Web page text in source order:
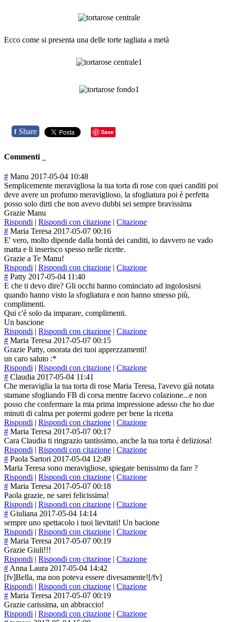
Ecco come si presenta una delle torte tagliata a metà
f Share Save
Commenti
# Manu 2017-05-04 10:48
Semplicemente meravigliosa la tua torta di rose con quei canditi poi
deve avere un profumo meraviglioso, la sfogliatura poi è perfetta
posso solo dirti che non avevo dubbi sei sempre bravissima
Grazie Manu
Rispondi | Rispondi con citazione | Citazione
# Maria Teresa 2017-05-07 00:16
E' vero, molto dipende dalla bontà dei canditi, io davvero ne vado
matta e li inserisco spesso nelle ricette.
Grazie a Te Manu!
Rispondi | Rispondi con citazione | Citazione
# Patty 2017-05-04 11:40
E che ti devo dire? Gli occhi hanno cominciato ad ingolosisrsi
quando hanno visto la sfogliatura e non hanno smesso più,
complimenti.
Qui c'è solo da imparare, complimenti.
Un bascione
Rispondi | Rispondi con citazione | Citazione
# Maria Teresa 2017-05-07 00:15
Grazie Patty, onorata dei tuoi apprezzamenti!
un caro saluto :*
Rispondi | Rispondi con citazione | Citazione
# Claudia 2017-05-04 11:41
Che meraviglia la tua torta di rose Maria Teresa, l'avevo già notata
stamane sfogliando FB di corsa mentre facevo colazione...e non
posso che confermare la mia prima impressione adesso che ho due
minuti di calma per potermi godere per bene la ricetta
Rispondi | Rispondi con citazione | Citazione
# Maria Teresa 2017-05-07 00:17
Cara Claudia ti ringrazio tantissimo, anche la tua torta è deliziosa!
Rispondi | Rispondi con citazione | Citazione
# Paola Sartori 2017-05-04 12:49
Maria Teresa sono meravigliose, spiegate benissimo da fare ?
Rispondi | Rispondi con citazione | Citazione
# Maria Teresa 2017-05-07 00:18
Paola grazie, ne sarei felicissima!
Rispondi | Rispondi con citazione | Citazione
# Giuliana 2017-05-04 14:14
sempre uno spettacolo i tuoi lievitati! Un bacione
Rispondi | Rispondi con citazione | Citazione
# Maria Teresa 2017-05-07 00:19
Grazie Giuli!!!
Rispondi | Rispondi con citazione | Citazione
# Anna Laura 2017-05-04 14:42
[fv]Bella, ma non poteva essere divesamente![/fv]
Rispondi | Rispondi con citazione | Citazione
# Maria Teresa 2017-05-07 00:19
Grazie carissima, un abbraccio!
Rispondi | Rispondi con citazione | Citazione